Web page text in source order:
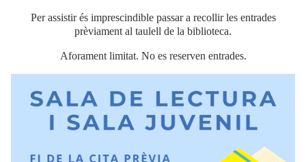
Per assistir és imprescindible passar a recollir les entrades
prèviament al taulell de la biblioteca.
Aforament limitat. No es reserven entrades.